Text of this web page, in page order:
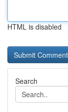
HTML is disabled
Search